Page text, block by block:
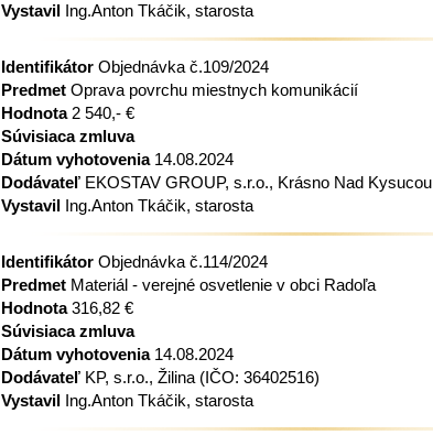
Vystavil Ing.Anton Tkáčik, starosta
Identifikátor Objednávka č.109/2024
Predmet Oprava povrchu miestnych komunikácií
Hodnota2 540,- €
Súvisiaca zmluva
Dátum vyhotovenia14.08.2024
Dodávateľ EKOSTAV GROUP, s.r.o., Krásno Nad Kysucou
Vystavil Ing.Anton Tkáčik, starosta
Identifikátor Objednávka č.114/2024
Predmet Materiál - verejné osvetlenie v obci Radoľa
Hodnota316,82 €
Súvisiaca zmluva
Dátum vyhotovenia14.08.2024
Dodávateľ KP, s.r.o., Žilina (IČO: 36402516)
Vystavil Ing.Anton Tkáčik, starosta